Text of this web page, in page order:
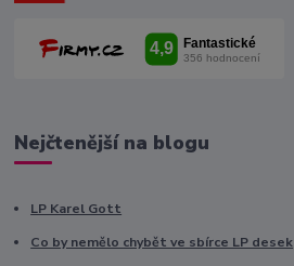
Nejčtenější na blogu
LP Karel Gott
Co by nemělo chybět ve sbírce LP desek